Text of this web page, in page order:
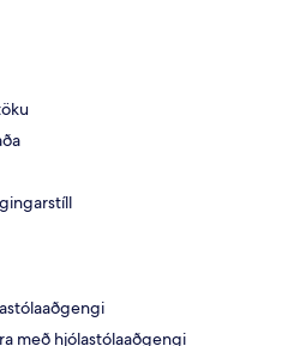
með hjólastólaaðgengi